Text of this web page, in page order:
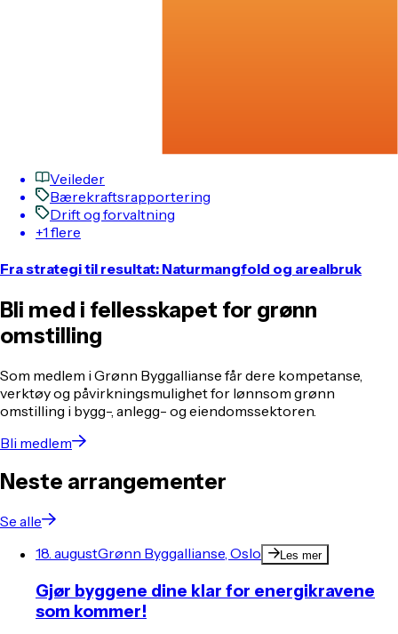
Veileder
Bærekraftsrapportering
Drift og forvaltning
+1 flere
Fra strategi til resultat: Naturmangfold og arealbruk
Bli med i fellesskapet for grønn
omstilling
Som medlem i Grønn Byggallianse får dere kompetanse,
verktøy og påvirkningsmulighet for lønnsom grønn
omstilling i bygg-, anlegg- og eiendomssektoren.
Bli medlem
Neste arrangementer
Se alle
18. augustGrønn Byggallianse, Oslo Les mer
Gjør byggene dine klar for energikravene
som kommer!